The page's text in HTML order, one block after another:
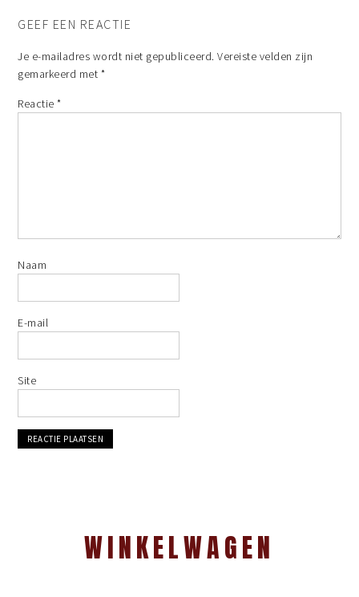
GEEF EEN REACTIE
Je e-mailadres wordt niet gepubliceerd. Vereiste velden zijn
gemarkeerd met *
Reactie*
Naam
E-mail
Site
WINKELWAGEN